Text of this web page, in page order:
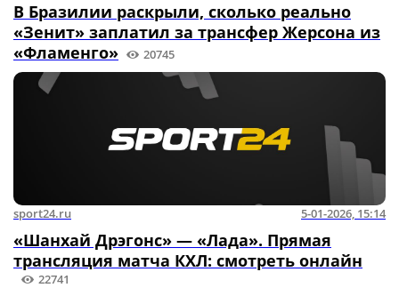
В Бразилии раскрыли, сколько реально
«Зенит» заплатил за трансфер Жерсона из
«Фламенго»
20745
sport24.ru 5-01-2026, 15:14
«Шанхай Дрэгонс» — «Лада». Прямая
трансляция матча КХЛ: смотреть онлайн
22741